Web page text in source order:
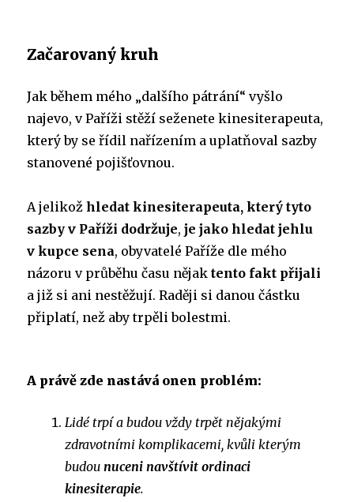
Začarovaný kruh
Jak během mého „dalšího pátrání“ vyšlo
najevo, v Paříži stěží seženete kinesiterapeuta,
který by se řídil nařízením a uplatňoval sazby
stanovené pojišťovnou.
A jelikožhledat kinesiterapeuta, který tyto
sazby v Paříži dodržuje,je jako hledat jehlu
v kupce sena, obyvatelé Paříže dle mého
názoru v průběhu času nějak tento fakt přijali
a již si ani nestěžují. Raději si danou částku
připlatí, než aby trpěli bolestmi.
A právě zde nastává onen problém:
Lidé trpí a budou vždy trpět nějakými
zdravotními komplikacemi, kvůli kterým
budounuceni navštívit ordinaci
kinesiterapie.